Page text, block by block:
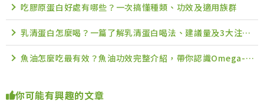
吃膠原蛋白好處有哪些？一次搞懂種類、功效及適用族群
乳清蛋白怎麼喝？一篇了解乳清蛋白喝法、建議量及3大注意事項
魚油怎麼吃最有效？魚油功效完整介紹，帶你認識Omega-3的8大功效
你可能有興趣的文章